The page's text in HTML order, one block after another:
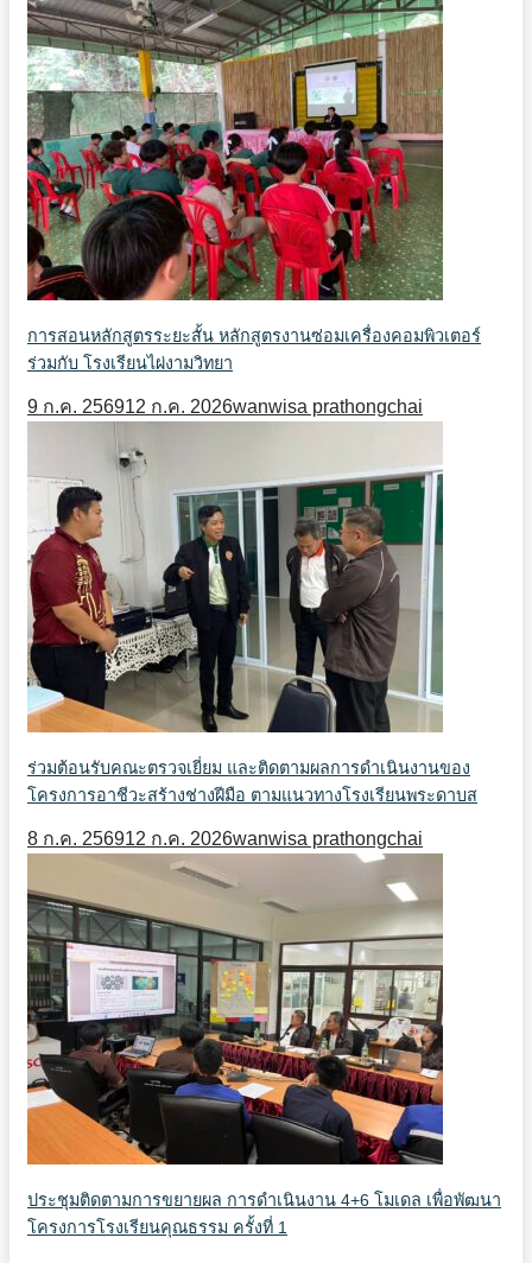
การสอนหลักสูตรระยะสั้น หลักสูตรงานซ่อมเครื่องคอมพิวเตอร์
ร่วมกับ โรงเรียนไผ่งามวิทยา
9 ก.ค. 256912 ก.ค. 2026wanwisa prathongchai
ร่วมต้อนรับคณะตรวจเยี่ยม และติดตามผลการดำเนินงานของ
โครงการอาชีวะสร้างช่างฝีมือ ตามแนวทางโรงเรียนพระดาบส
8 ก.ค. 256912 ก.ค. 2026wanwisa prathongchai
ประชุมติดตามการขยายผล การดำเนินงาน 4+6 โมเดล เพื่อพัฒนา
โครงการโรงเรียนคุณธรรม ครั้งที่ 1